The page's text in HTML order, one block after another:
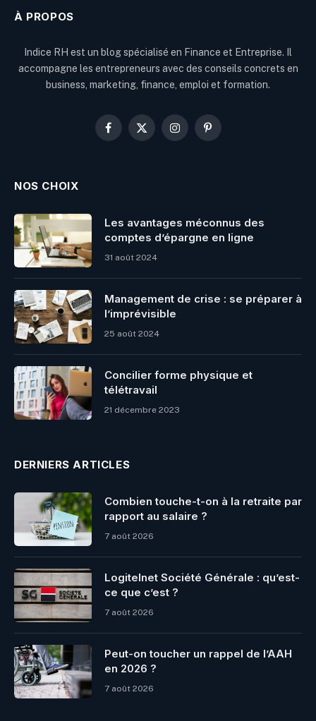
À PROPOS
Indice RH est un blog spécialisé en Finance et Entreprise. Il
accompagne les entrepreneurs avec des conseils concrets en
business, marketing, finance, emploi et formation.
Facebook
X
InstagramPinterest
NOS CHOIX
Les avantages méconnus des
comptes d’épargne en ligne
31 août 2024
Management de crise : se préparer à
l’imprévisible
25 août 2024
Concilier forme physique et
télétravail
21 décembre 2023
DERNIERS ARTICLES
Combien touche-t-on à la retraite par
rapport au salaire ?
7 août 2026
Logitelnet Société Générale : qu’est-
ce que c’est ?
7 août 2026
Peut-on toucher un rappel de l’AAH
en 2026 ?
7 août 2026